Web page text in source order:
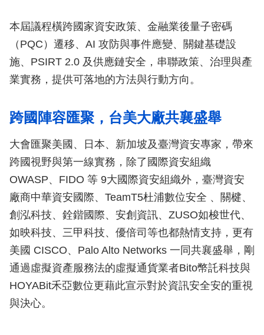
本屆議程橫跨國家資安政策、金融業後量子密碼
（PQC）遷移、AI 攻防與事件應變、關鍵基礎設
施、PSIRT 2.0 及供應鏈安全，串聯政策、治理與產
業實務，提供可落地的方法與行動方向。
跨國陣容匯聚，台美大廠共襄盛舉
大會匯聚美國、日本、新加坡及臺灣資安專家，帶來
跨國視野與第一線實務，除了國際資安組織
OWASP、FIDO 等 9大國際資安組織外，臺灣資安
廠商中華資安國際、TeamT5杜浦數位安全 、關楗、
創泓科技、銓鍇國際、安創資訊、ZUSO如梭世代、
如映科技、三甲科技、優倍司等也都熱情支持，更有
美國 CISCO、Palo Alto Networks 一同共襄盛舉，剛
通過虛擬資產服務法的虛擬通貨業者Bito幣託科技與
HOYABit禾亞數位更藉此宣示對於資訊安全安的重視
與決心。